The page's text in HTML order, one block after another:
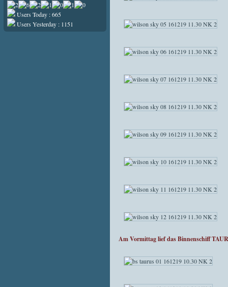
Users Today : 665
Users Yesterday : 1151
Am Vormittag lief das Binnenschiff